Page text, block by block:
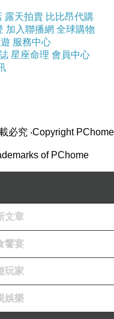
露天拍賣 比比昂代購
加入聯播網 全球購物
服務中心
星座命理 會員中心
必究 ‧Copyright PChome
of PChome
文章
饗宴
玩家
娛樂